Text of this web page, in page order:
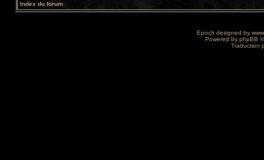
Index du forum
Epoch designed by
Powered by phpBB
Traduction